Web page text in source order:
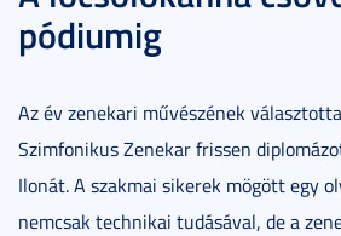
pódiumig
Az év zenekari művészének
Szimfonikus Zenekar frissen
Ilonát. A szakmai sikerek mögött egy
nemcsak technikai tudásával, de a